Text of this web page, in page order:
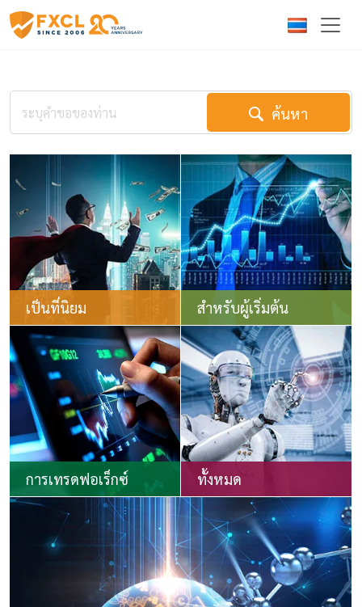
ค้นหา
เป็นที่นิยม สำหรับผู้เริ่มต้น
การเทรดฟอเร็กซ์ ทั้งหมด